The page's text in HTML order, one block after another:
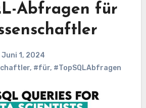
Abfragen für
Juni 1, 2024
, #für, #TopSQLAbfragen